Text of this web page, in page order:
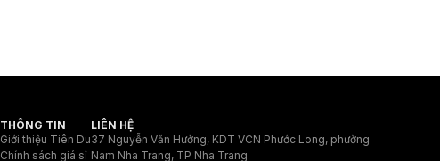
THÔNG TIN
Giới thiệu Tiên Du
Chính sách giá sỉ
LIÊN HỆ
37 Nguyễn Văn Hưởng, KDT VCN Phước Long, phường
Nam Nha Trang, TP Nha Trang